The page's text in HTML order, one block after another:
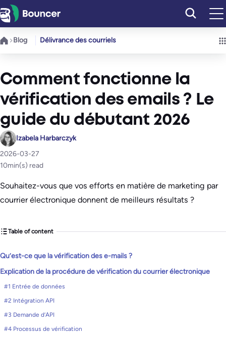
Aller
au
contenu
Blog Délivrance des courriels
Comment fonctionne la
vérification des emails ? Le
guide du débutant 2026
Izabela Harbarczyk
2026-03-27
10min(s) read
Souhaitez-vous que vos efforts en matière de marketing par
courrier électronique donnent de meilleurs résultats ?
Table of content
Qu’est-ce que la vérification des e-mails ?
Explication de la procédure de vérification du courrier électronique
#1 Entrée de données
#2 Intégration API
#3 Demande d’API
#4 Processus de vérification